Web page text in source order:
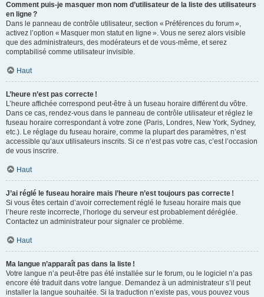
Comment puis-je masquer mon nom d’utilisateur de la liste des utilisateurs
en ligne ?
Dans le panneau de contrôle utilisateur, section « Préférences du forum »,
activez l’option « Masquer mon statut en ligne ». Vous ne serez alors visible
que des administrateurs, des modérateurs et de vous-même, et serez
comptabilisé comme utilisateur invisible.
Haut
L’heure n’est pas correcte !
L’heure affichée correspond peut-être à un fuseau horaire différent du vôtre.
Dans ce cas, rendez-vous dans le panneau de contrôle utilisateur et réglez le
fuseau horaire correspondant à votre zone (Paris, Londres, New York, Sydney,
etc.). Le réglage du fuseau horaire, comme la plupart des paramètres, n’est
accessible qu’aux utilisateurs inscrits. Si ce n’est pas votre cas, c’est l’occasion
de vous inscrire.
Haut
J’ai réglé le fuseau horaire mais l’heure n’est toujours pas correcte !
Si vous êtes certain d’avoir correctement réglé le fuseau horaire mais que
l’heure reste incorrecte, l’horloge du serveur est probablement déréglée.
Contactez un administrateur pour signaler ce problème.
Haut
Ma langue n’apparaît pas dans la liste !
Votre langue n’a peut-être pas été installée sur le forum, ou le logiciel n’a pas
encore été traduit dans votre langue. Demandez à un administrateur s’il peut
installer la langue souhaitée. Si la traduction n’existe pas, vous pouvez vous